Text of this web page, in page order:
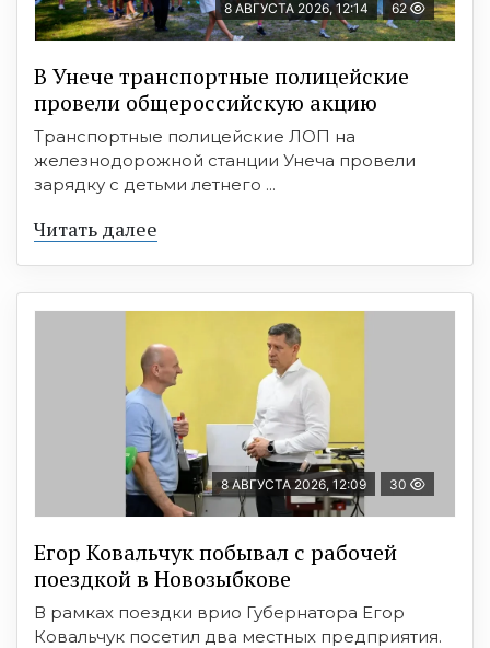
8 АВГУСТА 2026, 12:14 62
В Унече транспортные полицейские
провели общероссийскую акцию
Транспортные полицейские ЛОП на
железнодорожной станции Унеча провели
зарядку с детьми летнего ...
Читать далее
8 АВГУСТА 2026, 12:09 30
Егор Ковальчук побывал с рабочей
поездкой в Новозыбкове
В рамках поездки врио Губернатора Егор
Ковальчук посетил два местных предприятия.